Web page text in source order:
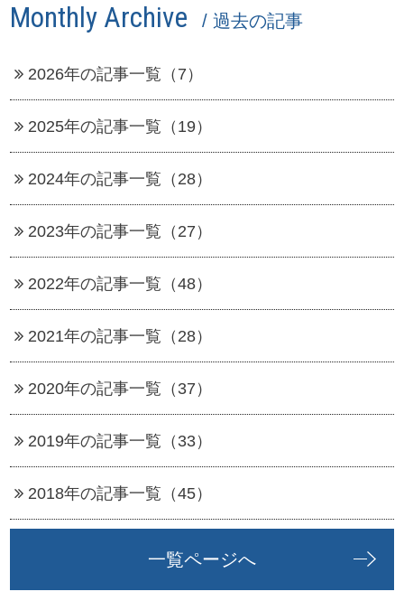
Monthly Archive / 過去の記事
2026年の記事一覧（7）
2025年の記事一覧（19）
2024年の記事一覧（28）
2023年の記事一覧（27）
2022年の記事一覧（48）
2021年の記事一覧（28）
2020年の記事一覧（37）
2019年の記事一覧（33）
2018年の記事一覧（45）
一覧ページへ